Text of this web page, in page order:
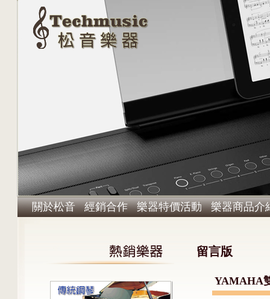
關於松音 經銷合作 樂器特價活動 樂器商品介
留言版
YAMAHA